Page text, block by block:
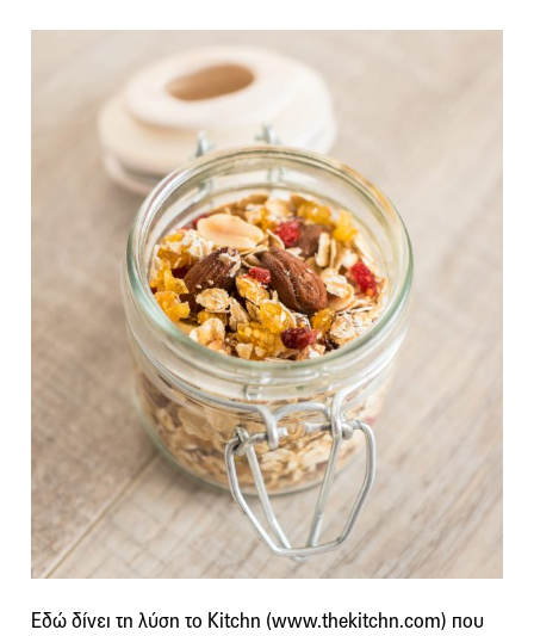
Εδώ δίνει τη λύση το Kitchn (www.thekitchn.com) που